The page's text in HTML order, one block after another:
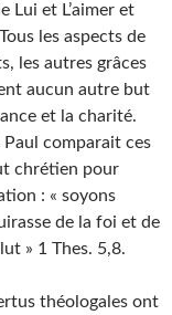
Lui et L’aimer et
les aspects de
les autres grâces
aucun autre but
et la charité.
Paul comparait ces
chrétien pour
: « soyons
de la foi et de
» 1 Thes. 5,8.
théologales ont